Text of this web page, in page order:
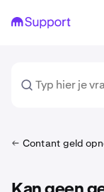
Contant geld